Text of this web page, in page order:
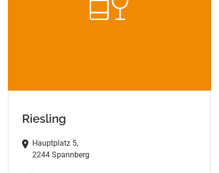
Riesling
Hauptplatz 5,
2244 Spannberg